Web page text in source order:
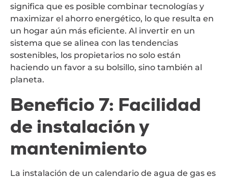
significa que es posible combinar tecnologías y
maximizar el ahorro energético, lo que resulta en
un hogar aún más eficiente. Al invertir en un
sistema que se alinea con las tendencias
sostenibles, los propietarios no solo están
haciendo un favor a su bolsillo, sino también al
planeta.
Beneficio 7: Facilidad
de instalación y
mantenimiento
La instalación de un calendario de agua de gas es